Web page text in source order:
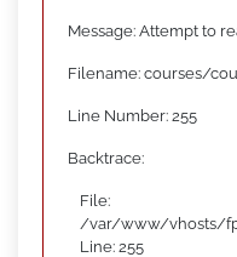
Message: Attempt to
Filename: courses/
Line Number: 255
Backtrace:
File:
/var/www/vhosts/
Line: 255